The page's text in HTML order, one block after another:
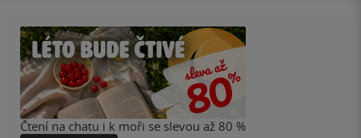
Čtení na chatu i k moři se slevou až 80 %